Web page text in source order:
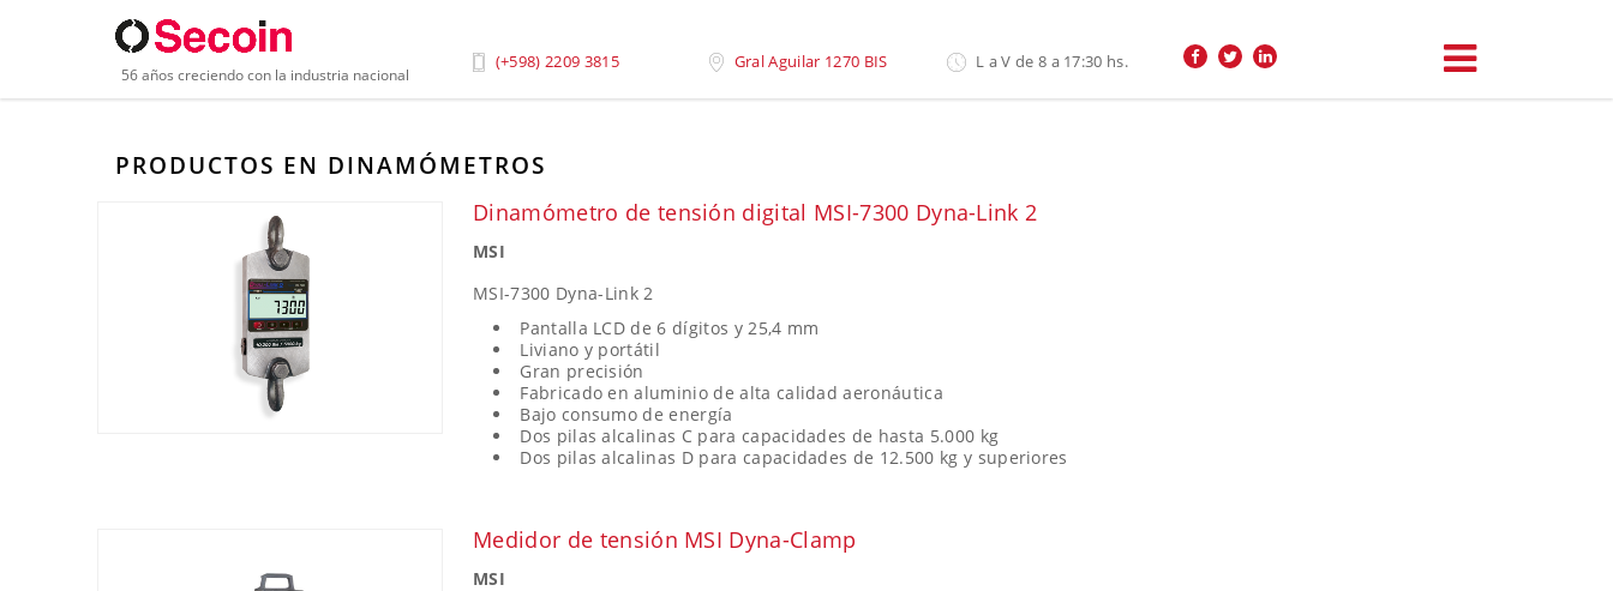
56 años creciendo con la industria nacional
(+598) 2209 3815 Gral Aguilar 1270 BIS L a V de 8 a 17:30 hs.
Inicio » Productos » Balanzas y Componentes de Pesaje » Dinamómetros
PRODUCTOS EN DINAMÓMETROS
Dinamómetro de tensión digital MSI-7300 Dyna-Link 2
MSI
MSI-7300 Dyna-Link 2
Pantalla LCD de 6 dígitos y 25,4 mm
Liviano y portátil
Gran precisión
Fabricado en aluminio de alta calidad aeronáutica
Bajo consumo de energía
Dos pilas alcalinas C para capacidades de hasta 5.000 kg
Dos pilas alcalinas D para capacidades de 12.500 kg y superiores
Medidor de tensión MSI Dyna-Clamp
MSI